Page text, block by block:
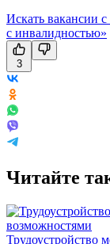
Искать вакансии
с инвалидностью»
3
Читайте
Трудоустройство